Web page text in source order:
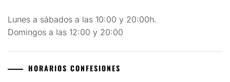
Lunes a sábados a las 10:00 y 20:00h.
Domingos a las 12:00 y 20:00
HORARIOS CONFESIONES